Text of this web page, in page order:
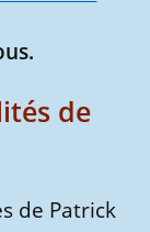
de
de Patrick